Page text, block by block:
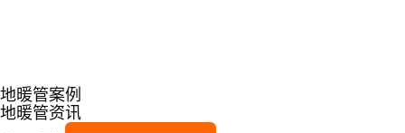
地暖管案例
地暖管资讯